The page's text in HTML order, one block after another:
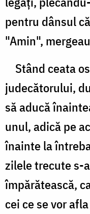
pentru dânsul
"Amin",
Stând ceata
judecătorului,
să aducă
unul, adică pe
înainte la
zilele trecute s-
împărătească,
cei ce se vor